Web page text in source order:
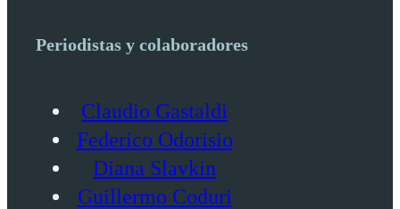
Periodistas y colaboradores
Claudio Gastaldi
Federico Odorisio
Diana Slavkin
Guillermo Coduri